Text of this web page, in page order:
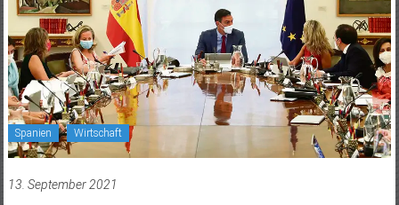
Spanien Wirtschaft
13. September 2021